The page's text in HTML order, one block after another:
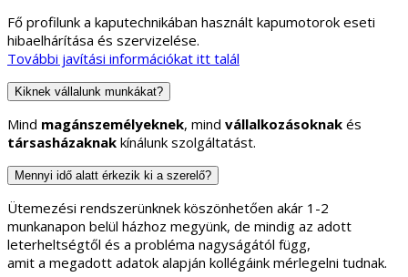
Fő profilunk a kaputechnikában használt kapumotorok eseti
hibaelhárítása és szervizelése.
További javítási információkat itt talál
Kiknek vállalunk munkákat?
Mind magánszemélyeknek, mind vállalkozásoknak és
társasházaknak kínálunk szolgáltatást.
Mennyi idő alatt érkezik ki a szerelő?
Ütemezési rendszerünknek köszönhetően akár 1-2
munkanapon belül házhoz megyünk, de mindig az adott
leterheltségtől és a probléma nagyságától függ,
amit a megadott adatok alapján kollégáink mérlegelni tudnak.